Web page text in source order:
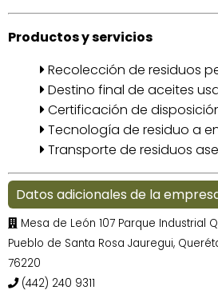
Productos y servicios
Recolección de residuos
Destino final de aceites
Certificación de
Tecnología de residuo a
Transporte de residuos
Datos adicionales de la
Mesa de León 107 Parque Industrial
Pueblo de Santa Rosa Jauregui,
76220
(442) 240 9311